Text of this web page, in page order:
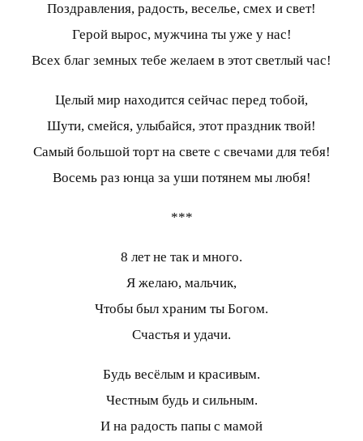
Поздравления, радость, веселье, смех и свет!
Герой вырос, мужчина ты уже у нас!
Всех благ земных тебе желаем в этот светлый час!
Целый мир находится сейчас перед тобой,
Шути, смейся, улыбайся, этот праздник твой!
Самый большой торт на свете с свечами для тебя!
Восемь раз юнца за уши потянем мы любя!
***
8 лет не так и много.
Я желаю, мальчик,
Чтобы был храним ты Богом.
Счастья и удачи.
Будь весёлым и красивым.
Честным будь и сильным.
И на радость папы с мамой